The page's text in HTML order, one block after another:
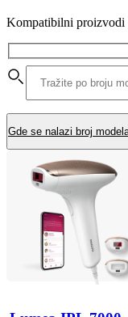
Kompatibilni proizvodi
Gde se nalazi broj